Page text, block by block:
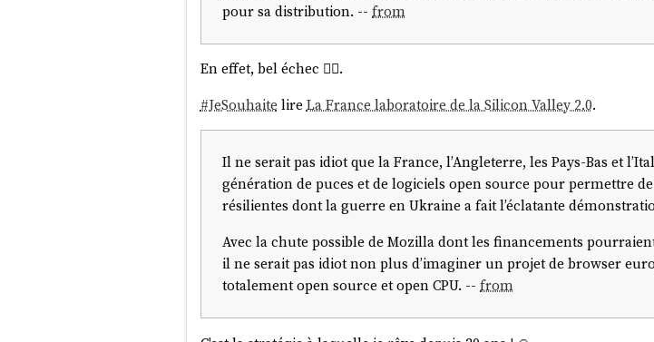
pour sa distribution. --from
En effet, bel échec 🤷‍♂️.
#JeSouhaite lire La France laboratoire de la Silicon Valley 2.0.
Il ne serait pas idiot que la France, l’Angleterre, les Pays-Bas et
génération de puces et de logiciels open source pour permettre
résilientes dont la guerre en Ukraine a fait l’éclatante
Avec la chute possible de Mozilla dont les financements
il ne serait pas idiot non plus d’imaginer un projet de browser
totalement open source et open CPU. --from